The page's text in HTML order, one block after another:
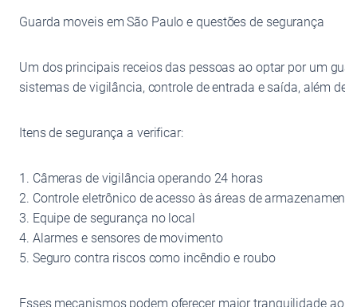
Guarda moveis em São Paulo e questões de segurança
Um dos principais receios das pessoas ao optar por um
sistemas de vigilância, controle de entrada e saída, além
Itens de segurança a verificar:
1. Câmeras de vigilância operando 24 horas
2. Controle eletrônico de acesso às áreas de
3. Equipe de segurança no local
4. Alarmes e sensores de movimento
5. Seguro contra riscos como incêndio e roubo
Esses mecanismos podem oferecer maior tranquilidade